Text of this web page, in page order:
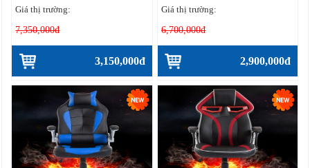
Giá thị trường:
7,350,000đ
3,150,000đ
Giá thị trường:
6,700,000đ
2,900,000đ